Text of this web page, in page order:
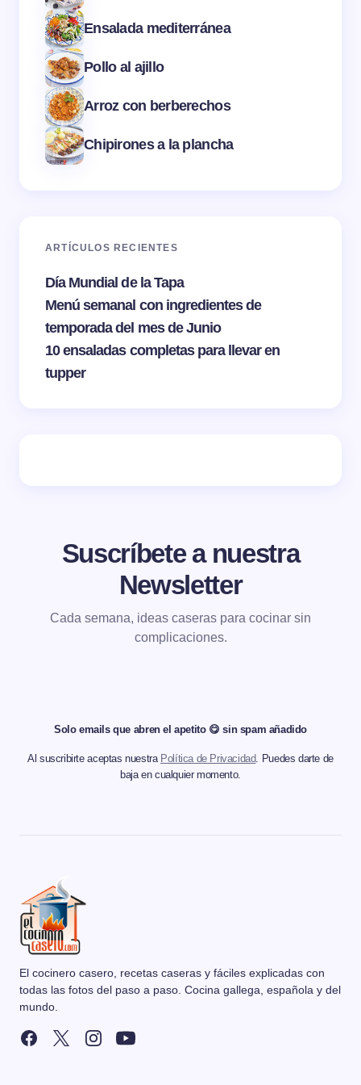
Ensalada mediterránea
Pollo al ajillo
Arroz con berberechos
Chipirones a la plancha
ARTÍCULOS RECIENTES
Día Mundial de la Tapa
Menú semanal con ingredientes de
temporada del mes de Junio
10 ensaladas completas para llevar en
tupper
Suscríbete a nuestra
Newsletter
Cada semana, ideas caseras para cocinar sin
complicaciones.
Solo emails que abren el apetito 😋 sin spam añadido
Al suscribirte aceptas nuestra Política de Privacidad. Puedes darte de
baja en cualquier momento.
El cocinero casero, recetas caseras y fáciles explicadas con
todas las fotos del paso a paso. Cocina gallega, española y del
mundo.